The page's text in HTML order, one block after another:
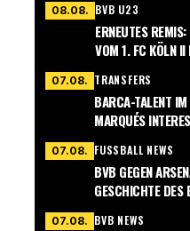
08.08. BVB U23
ERNEUTES
VOM 1. FC KÖLN II
07.08. TRANSFERS
BARCA-TALENT
MARQUÉS
07.08. FUSSBALL NEWS
BVB GEGEN
GESCHICHTE DES
07.08. BVB NEWS